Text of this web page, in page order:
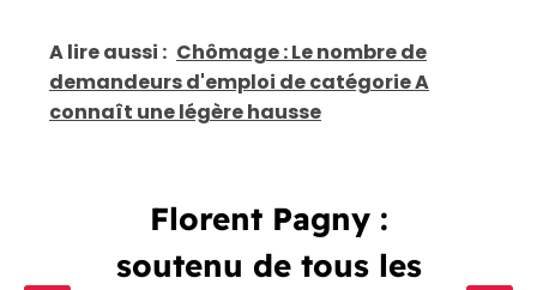
A lire aussi : Chômage : Le nombre de
demandeurs d'emploi de catégorie A
connaît une légère hausse
Florent Pagny :
soutenu de tous les